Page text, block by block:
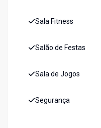
Sala Fitness
Salão de Festas
Sala de Jogos
Segurança